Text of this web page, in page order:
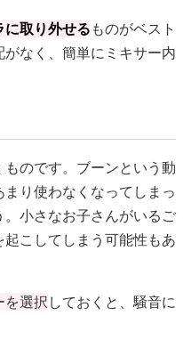
に取り外せる ものがベスト
なく、簡単にミキサー内
のです。ブーンという動
り使わなくなってしまっ
小さなお子さんがいるご
こしてしまう可能性もあ
を選択 しておくと、騒音に